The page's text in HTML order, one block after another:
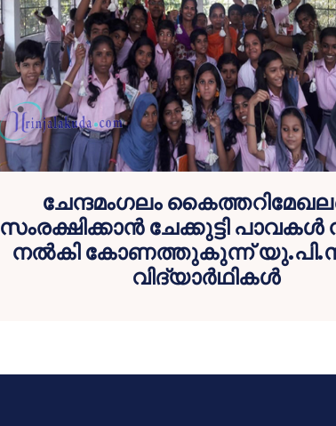
ചേന്ദമംഗലം
സംരക്ഷിക്കാന്‍ ചേക്കുട്ടി പാവകള്‍
നല്‍കി കോണത്തുകുന്ന്
വിദ്യാര്‍ഥികള്‍